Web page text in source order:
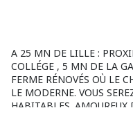
A 25 MN DE LILLE :
COLLÉGE , 5 MN DE LA
FERME RÉNOVÉS OÙ LE
LE MODERNE. VOUS
HABITABLES. AMOUREUX